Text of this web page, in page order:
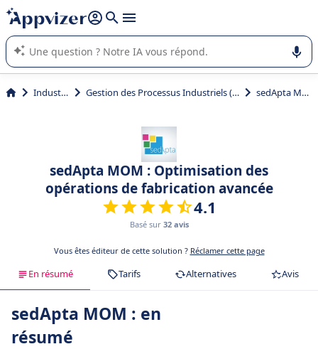
répondre (plusieurs lignes avec
L'IA de Appvizer vous guide dans l'utilisation ou la sélection de
logiciel SaaS en entreprise.
Industrie Gestion des Processus Industriels (MES) sedApta MOM
sedApta MOM : Optimisation des
opérations de fabrication avancée
4.1
Basé sur 32 avis
Vous êtes éditeur de cette solution ? Réclamer cette page
En résumé Tarifs Alternatives Avis
sedApta MOM : en
résumé